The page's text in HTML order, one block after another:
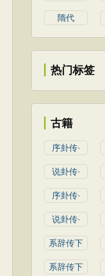
隋代
热门标签
古籍
序卦传·
说卦传·
序卦传·
说卦传·
系辞传下
系辞传下